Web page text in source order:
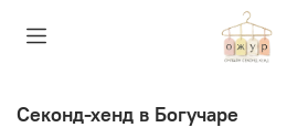
Секонд-хенд в Богучаре